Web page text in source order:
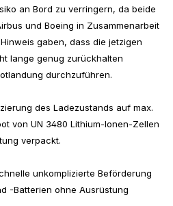
an Bord zu verringern, da beide
und Boeing in Zusammenarbeit
gaben, dass die jetzigen
lange genug zurückhalten
durchzuführen.
des Ladezustands auf max.
von UN 3480 Lithium-Ionen-Zellen
verpackt.
unkomplizierte Beförderung
-Batterien ohne Ausrüstung